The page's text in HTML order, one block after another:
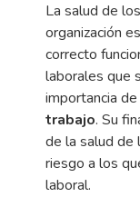
La salud de
organización
correcto
laborales que
importancia de
trabajo. Su
de la salud de
riesgo a los
laboral.